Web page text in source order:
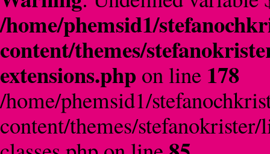
/home/phemsid1/
content/themes/
extensions.php on line 178
/home/phemsid1/
content/themes/